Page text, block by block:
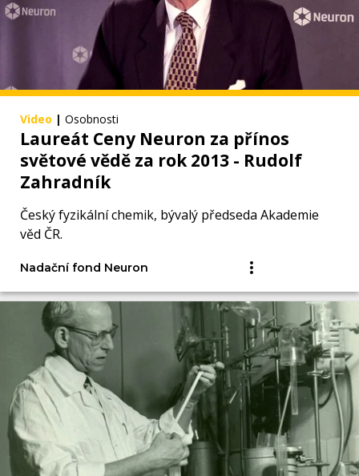
Video | Osobnosti
Laureát Ceny Neuron za přínos
světové vědě za rok 2013 - Rudolf
Zahradník
Český fyzikální chemik, bývalý předseda Akademie
věd ČR.
Nadační fond Neuron